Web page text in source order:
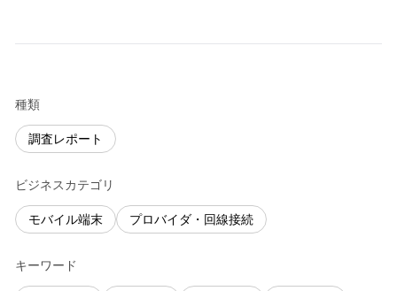
種類
調査レポート
ビジネスカテゴリ
モバイル端末 プロバイダ・回線接続
キーワード